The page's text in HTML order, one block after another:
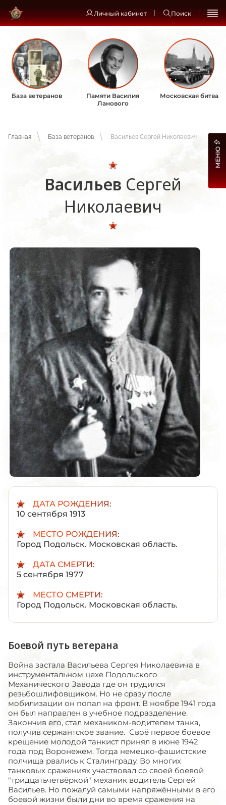
Личный кабинет Поиск
База ветеранов
Памяти Василия
Ланового
Московская битва
Главная База ветеранов Васильев Сергей Николаевич
Васильев Сергей
Николаевич
ДАТА РОЖДЕНИЯ:
10 сентября 1913
МЕСТО РОЖДЕНИЯ:
Город Подольск. Московская область.
ДАТА СМЕРТИ:
5 сентября 1977
МЕСТО СМЕРТИ:
Город Подольск. Московская область.
Боевой путь ветерана
Война застала Васильева Сергея Николаевича в
инструментальном цехе Подольского
Механического Завода где он трудился
резьбошлифовщиком. Но не сразу после
мобилизации он попал на фронт. В ноябре 1941 года
он был направлен в учебное подразделение.
Закончив его, стал механиком-водителем танка,
получив сержантское звание. Своё первое боевое
крещение молодой танкист принял в июне 1942
года под Воронежем. Тогда немецко-фашистские
полчища рвались к Сталинграду. Во многих
танковых сражениях участвовал со своей боевой
"тридцатьчетвёркой" механик водитель Сергей
Васильев. Но пожалуй самыми напряжёнными в его
боевой жизни были дни во время сражения на
МЕНЮ